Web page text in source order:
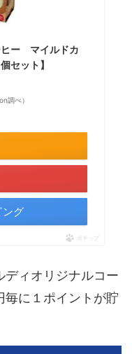
ー マイルドカ
セット】
調べ）
グ
ポチップ
ディオリジナルコー
毎に１ポイントが貯